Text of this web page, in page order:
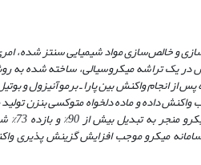
و خالص‌سازی مواد شیمیایی سنتز شده،
در یک تراشه میکروسیالی، ساخته شده به
از انجام واکنشبین پارا ـ برموآنیزول و
واکنش داده و ماده دلخواه متوکسی بنزن
انجام
دهد که استفاده از سامانه میکرو موجب افزایش